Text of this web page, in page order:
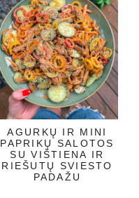
AGURKŲ IR MINI
PAPRIKŲ SALOTOS
SU VIŠTIENA IR
RIEŠUTŲ SVIESTO
PADAŽU